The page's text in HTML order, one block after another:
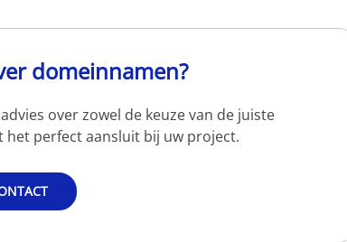
domeinnamen?
over zowel de keuze van de juiste
het perfect aansluit bij uw project.